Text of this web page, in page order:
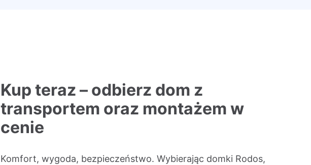
Kup teraz – odbierz dom z
transportem oraz montażem w
cenie
Komfort, wygoda, bezpieczeństwo. Wybierając domki Rodos,